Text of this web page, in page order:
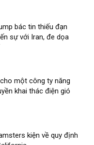
bác tin thiếu đạn
sự với Iran, đe dọa
một công ty năng
khai thác điện gió
kiện về quy định